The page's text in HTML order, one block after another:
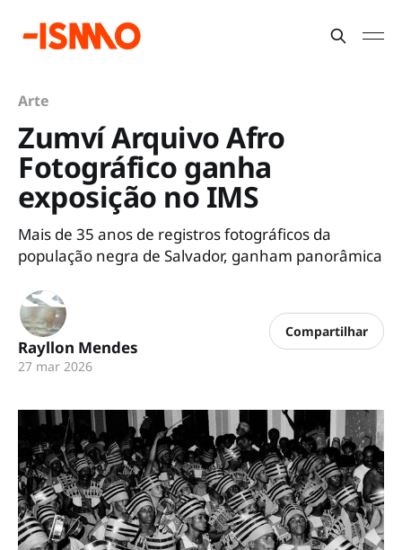
Arte
Zumví Arquivo Afro
Fotográfico ganha
exposição no IMS
Mais de 35 anos de registros fotográficos da
população negra de Salvador, ganham panorâmica
Rayllon Mendes
27 mar 2026
Compartilhar